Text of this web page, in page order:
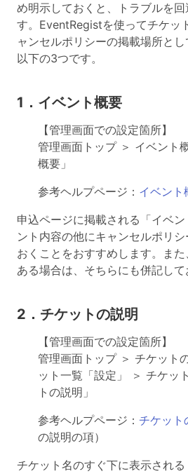
め明示しておくと、トラブルを
す。EventRegistを使ってチケッ
ャンセルポリシーの掲載場所とし
以下の3つです。
1．イベント概要
【管理画面での設定箇所】
管理画面トップ ＞ イベント
概要」
参考ヘルプページ： イベント
申込ページに掲載される「イベ
ント内容の他にキャンセルポリ
おくことをおすすめします。ま
ある場合は、そちらにも併記して
2．チケットの説明
【管理画面での設定箇所】
管理画面トップ ＞ チケット
ット一覧「設定」 ＞ チケッ
トの説明」
参考ヘルプページ： チケット
の説明の項）
チケット名のすぐ下に表示され